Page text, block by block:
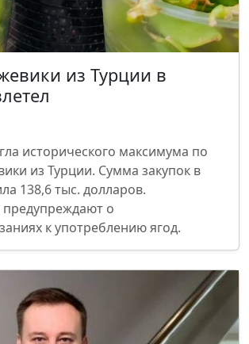
из Турции в
исторического максимума по
из Турции. Сумма закупок в
138,6 тыс. долларов.
о
к употреблению ягод.